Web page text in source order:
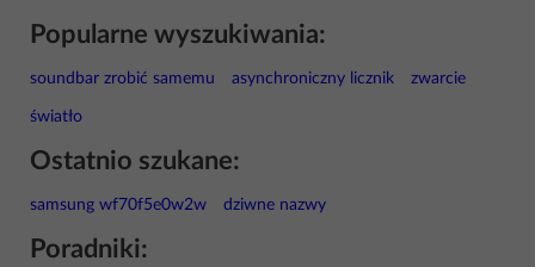
Popularne wyszukiwania:
soundbar zrobić samemu asynchroniczny licznik zwarcie
światło
Ostatnio szukane:
samsung wf70f5e0w2w dziwne nazwy
Poradniki: